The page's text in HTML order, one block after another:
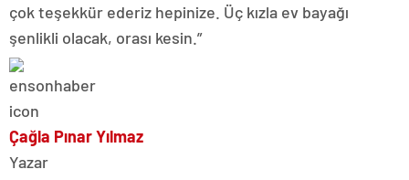
çok teşekkür ederiz hepinize. Üç kızla ev bayağı
şenlikli olacak, orası kesin.”
Çağla Pınar Yılmaz
Yazar